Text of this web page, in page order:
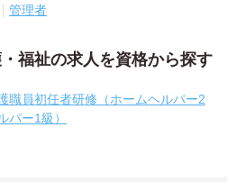
管理者
福祉の求人を資格から探す
職員初任者研修（ホームヘルパー2
パー1級）